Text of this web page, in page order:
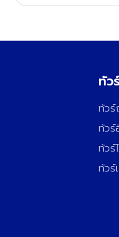
ทัว
ทัว
ทัวร์
ทัวร์
ทัวร์